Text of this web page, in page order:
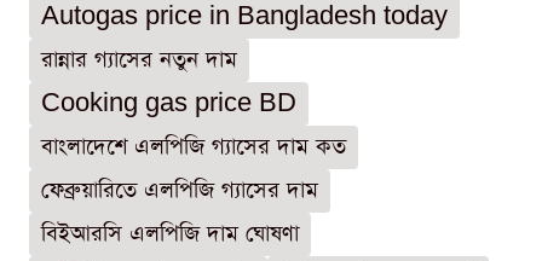
Autogas price in Bangladesh today
রান্নার গ্যাসের নতুন দাম
Cooking gas price BD
বাংলাদেশে এলপিজি গ্যাসের দাম কত
ফেব্রুয়ারিতে এলপিজি গ্যাসের দাম
বিইআরসি এলপিজি দাম ঘোষণা